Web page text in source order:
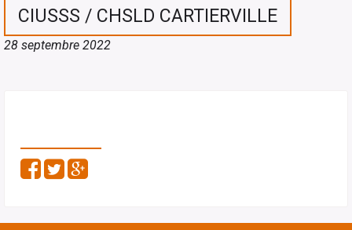
CIUSSS / CHSLD CARTIERVILLE
28 septembre 2022